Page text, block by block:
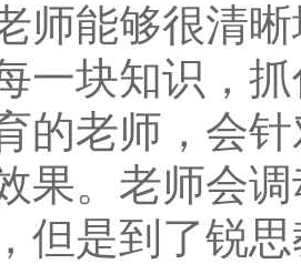
师能够很清
一块知识，
的老师，会
果。老师会
但是到了锐